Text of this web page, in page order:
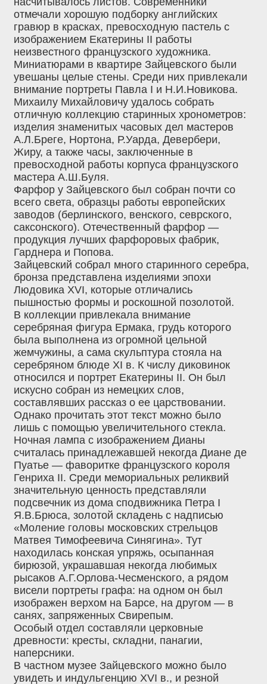
отмечали хорошую подборку английских
гравюр в красках, превосходную пастель с
изображением Екатерины II работы
неизвестного французского художника.
Миниатюрами в квартире Зайцевского были
увешаны целые стены. Среди них привлекали
внимание портреты Павла I и Н.И.Новикова.
Михаилу Михайловичу удалось собрать
отличную коллекцию старинных хронометров:
изделия знаменитых часовых дел мастеров
А.Л.Бреге, Нортона, Р.Уарда, Девербери,
Жиру, а также часы, заключенные в
превосходной работы корпуса французского
мастера А.Ш.Буля.
Фарфор у Зайцевского был собран почти со
всего света, образцы работы европейских
заводов (берлинского, венского, севрского,
саксонского). Отечественный фарфор —
продукция лучших фарфоровых фабрик,
Гарднера и Попова.
Зайцевский собрал много старинного серебра,
бронза представлена изделиями эпохи
Людовика XVI, которые отличались
пышностью формы и роскошной позолотой.
В коллекции привлекала внимание
серебряная фигура Ермака, грудь которого
была выполнена из огромной цельной
жемчужины, а сама скульптура стояла на
серебряном блюде XI в. К числу диковинок
относился и портрет Екатерины II. Он был
искусно собран из немецких слов,
составлявших рассказ о ее царствовании.
Однако прочитать этот текст можно было
лишь с помощью увеличительного стекла.
Ночная лампа с изображением Дианы
считалась принадлежавшей некогда Диане де
Пуатье — фаворитке французского короля
Генриха II. Среди мемориальных реликвий
значительную ценность представляли
подсвечник из дома сподвижника Петра I
Я.В.Брюса, золотой складень с надписью
«Моление головы московских стрельцов
Матвея Тимофеевича Синягина». Тут
находилась конская упряжь, осыпанная
бирюзой, украшавшая некогда любимых
рысаков А.Г.Орлова-Чесменского, а рядом
висели портреты графа: на одном он был
изображен верхом на Барсе, на другом — в
санях, запряженных Свирепым.
Особый отдел составляли церковные
древности: кресты, складни, панагии,
наперсники.
В частном музее Зайцевского можно было
увидеть и индульгенцию XVI в., и резной